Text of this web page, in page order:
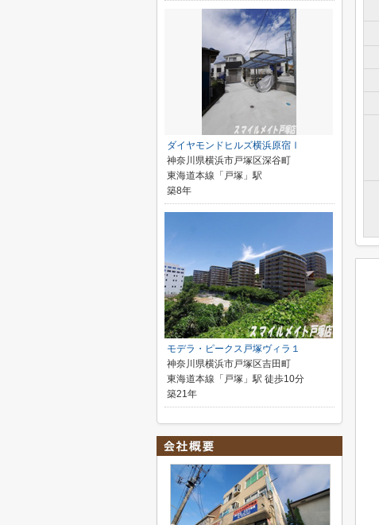
ダイヤモンドヒルズ横浜原宿Ⅰ
神奈川県横浜市戸塚区深谷町
東海道本線「戸塚」駅
築8年
モデラ・ピークス戸塚ヴィラ１
神奈川県横浜市戸塚区吉田町
東海道本線「戸塚」駅 徒歩10分
築21年